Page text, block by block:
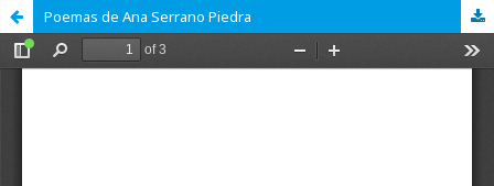
Poemas de Ana Serrano Piedra